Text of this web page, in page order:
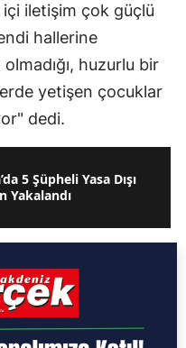
iletişim çok güçlü
hallerine
olmadığı, huzurlu bir
yetişen çocuklar
dedi.
5 Şüpheli Yasa Dışı
Yakalandı